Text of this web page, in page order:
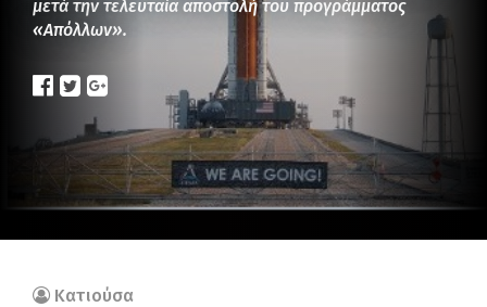
μετά την τελευταία αποστολή του προγράμματος
«Απόλλων».
Κατιούσα